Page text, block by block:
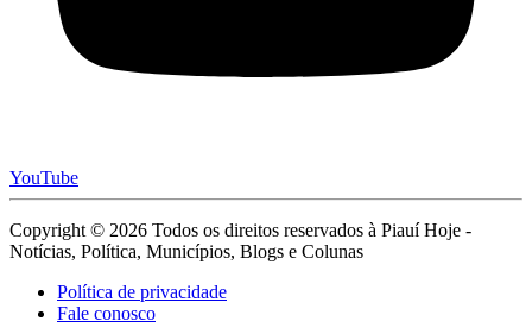
YouTube
Copyright © 2026 Todos os direitos reservados à Piauí Hoje -
Notícias, Política, Municípios, Blogs e Colunas
Política de privacidade
Fale conosco